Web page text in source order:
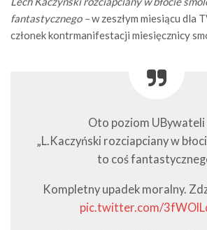
fantastycznego –w zeszłym miesiącu dla
członek kontrmanifestacji miesięcznicy
Oto poziom UBywateli
„L.Kaczyński rozciapciany w
to coś
Kompletny upadek moralny.
pic.twitter.com/